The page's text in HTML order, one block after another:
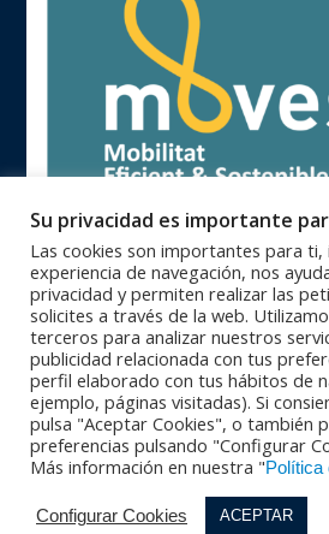
Oficinas Centrales 93 846 62 28 |Zona
Zona Centro 91 364 10 08 |Zona
Zona Sur 95 564 26 92 |PORTUGAL
© Copyright 2016 - Maquinser , S.A. |
privacidad|Política de calidad |
Su privacidad es importante
Las cookies son importantes para ti,
experiencia de navegación, nos
privacidad y permiten realizar las
solicites a través de la web.
terceros para analizar nuestros
publicidad relacionada con tus
perfil elaborado con tus hábitos de
ejemplo, páginas visitadas). Si
pulsa "Aceptar Cookies", o también
preferencias pulsando "Configurar
Más información en nuestra "Política
Configurar Cookies ACEPTAR